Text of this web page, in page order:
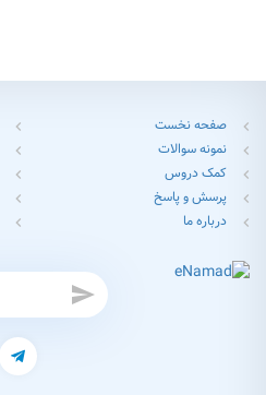
chevron_left صفحه نخست chevron_left
chevron_left نمونه سوالات chevron_left
chevron_left کمک دروس chevron_left
chevron_left پرسش و پاسخ chevron_left
chevron_left درباره ما chevron_left
send